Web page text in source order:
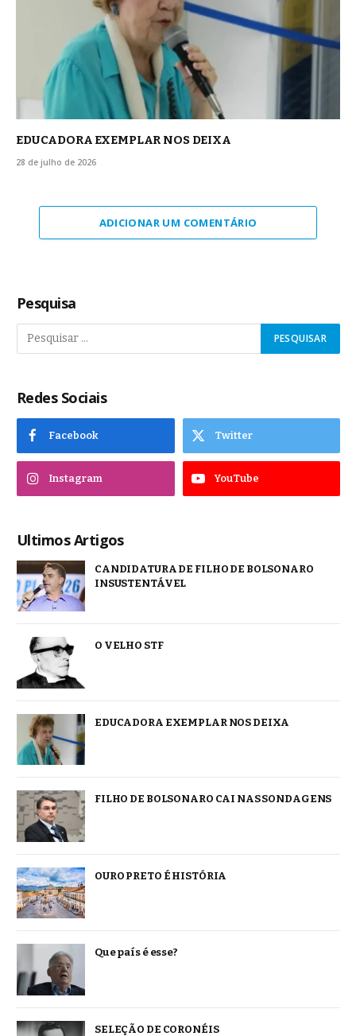
EDUCADORA EXEMPLAR NOS DEIXA
28 de julho de 2026
ADICIONAR UM COMENTÁRIO
Pesquisa
Redes Sociais
Facebook Twitter
Instagram YouTube
Ultimos Artigos
CANDIDATURA DE FILHO DE BOLSONARO
INSUSTENTÁVEL
O VELHO STF
EDUCADORA EXEMPLAR NOS DEIXA
FILHO DE BOLSONARO CAI NAS SONDAGENS
OURO PRETO É HISTÓRIA
Que país é esse?
SELEÇÃO DE CORONÉIS